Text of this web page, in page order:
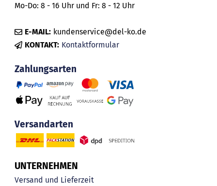
Mo-Do: 8 - 16 Uhr und Fr: 8 - 12 Uhr
E-MAIL: kundenservice@del-ko.de
KONTAKT: Kontaktformular
Zahlungsarten
Versandarten
UNTERNEHMEN
Versand und Lieferzeit